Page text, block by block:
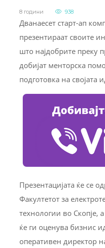
8 години 938
Дванаесет старт-ап
презентираат своите
што најдобрите преку
добијат менторска
подготовка на својата
Презентацијата ќе се
Факултетот за
технологии во Скопје,
ќе ги оценува бизнис
оперативен директор